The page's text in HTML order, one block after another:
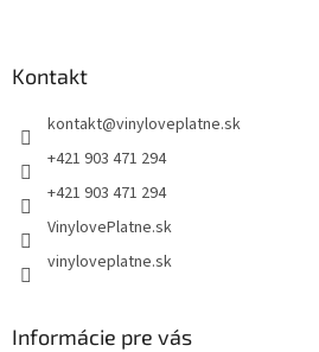
Kontakt
kontakt@vinyloveplatne.sk
+421 903 471 294
+421 903 471 294
VinylovePlatne.sk
vinyloveplatne.sk
Informácie pre vás